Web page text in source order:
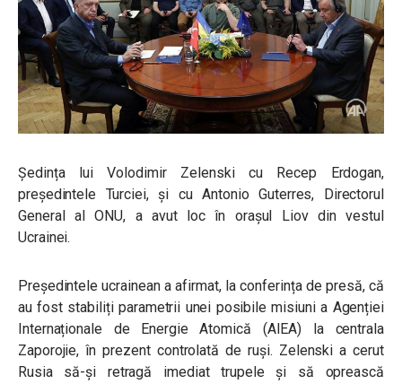
Ședința lui Volodimir Zelenski cu Recep Erdogan,
președintele Turciei, și cu Antonio Guterres, Directorul
General al ONU, a avut loc în orașul Liov din vestul
Ucrainei.
Președintele ucrainean a afirmat, la conferința de presă, că
au fost stabiliți parametrii unei posibile misiuni a Agenției
Internaționale de Energie Atomică (AIEA) la centrala
Zaporojie, în prezent controlată de ruși. Zelenski a cerut
Rusia să-și retragă imediat trupele și să oprească